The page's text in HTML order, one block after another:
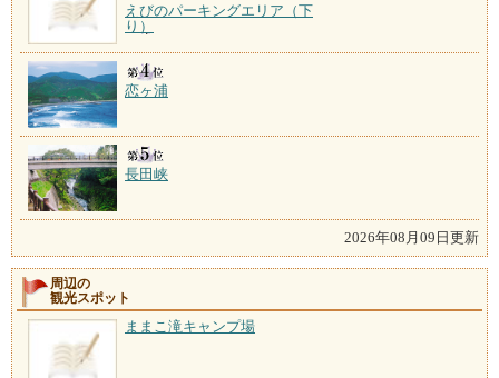
えびのパーキングエリア（下
り）
恋ヶ浦
長田峡
2026年08月09日更新
周辺の
観光スポット
ままこ滝キャンプ場